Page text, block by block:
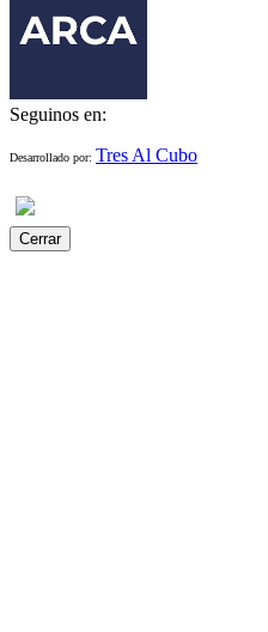
Seguinos en:
Desarrollado por: Tres Al Cubo
Cerrar